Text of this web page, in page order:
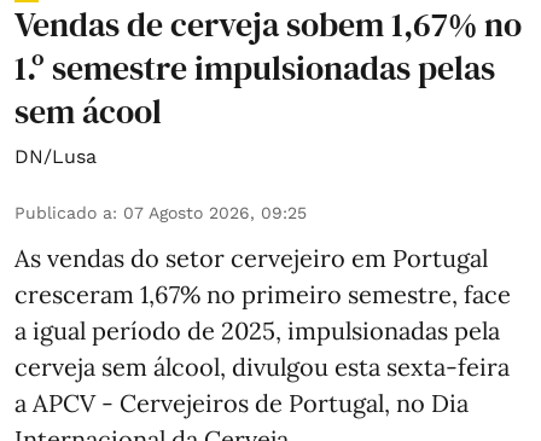
Vendas de cerveja sobem 1,67% no
1.º semestre impulsionadas pelas
sem ácool
DN/Lusa
Publicado a: 07 Agosto 2026, 09:25
As vendas do setor cervejeiro em Portugal
cresceram 1,67% no primeiro semestre, face
a igual período de 2025, impulsionadas pela
cerveja sem álcool, divulgou esta sexta-feira
a APCV - Cervejeiros de Portugal, no Dia